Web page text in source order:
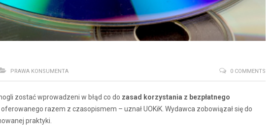
PRAWA KONSUMENTA 0 COMMENTS
zostać wprowadzeni w błąd co do zasad korzystania z bezpłatnego
oferowanego razem z czasopismem – uznał UOKiK. Wydawca zobowiązał się do
praktyki.